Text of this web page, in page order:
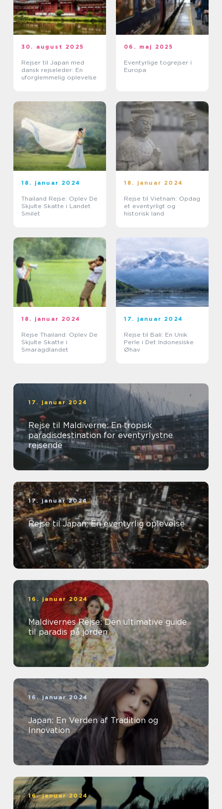
30. august 2025
Rejser til Japan med
dansk rejseleder: En
uforglemmelig oplevelse
06. maj 2025
Eventyrlige togrejser i
Europa
18. januar 2024
Thailand Rejse: Oplev De
Skjulte Skatte i Landet
Smilet
18. januar 2024
Rejse til Vietnam: Opdag
et eventyrligt og
historisk land
18. januar 2024
Rejse Thailand: Oplev De
Skjulte Skatte i
Smaragdlandet
17. januar 2024
Rejse til Bali: En Unik
Perle i Det Indonesiske
Øhav
17. januar 2024
Rejse til Maldiverne: En tropisk
paradisdestination for eventyrlystne
rejsende
17. januar 2024
Rejse til Japan: En eventyrlig oplevelse
16. januar 2024
Maldivernes Rejse: Den ultimative guide
til paradis på jorden
16. januar 2024
Japan: En Verden af Tradition og
Innovation
16. januar 2024